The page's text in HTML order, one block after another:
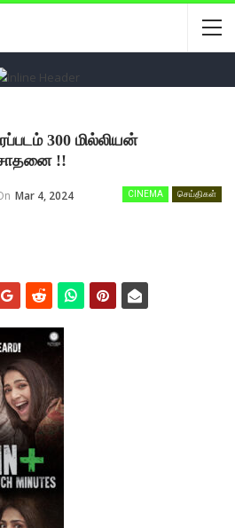
300 மில்லியன்
!!
CINEMA செய்திகள்
Mar 4, 2024